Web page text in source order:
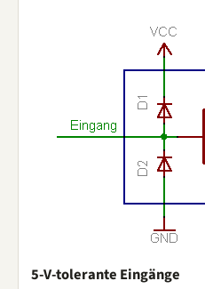
5-V-tolerante Eingänge